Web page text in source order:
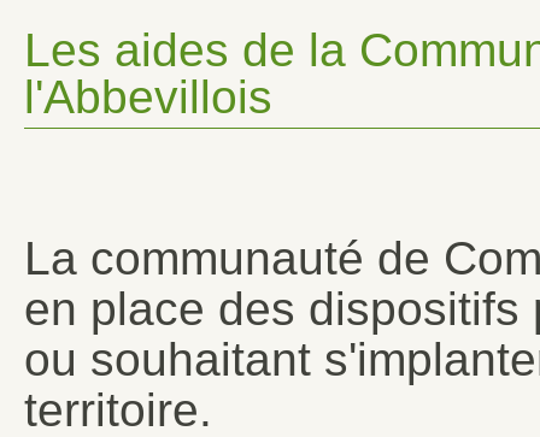
Les aides de la
l'Abbevillois
La communauté de
en place des
ou souhaitant
territoire.